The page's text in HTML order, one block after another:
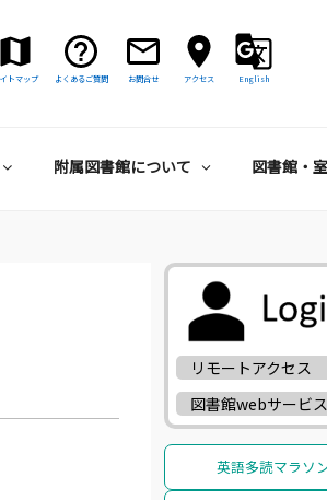
トマップ よくあるご質問 お問合せ アクセス English
附属図書館について 図書館・
リモートアクセス
図書館webサービス
英語多読マラソ